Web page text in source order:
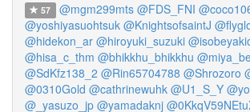
57 @mgm299mts @FDS_FNI
@yoshiyasuohtsuk @KnightsofsaintJ
@hidekon_ar @hiroyuki_suzuki
@hisa_c_thm @bhikkhu_bhikkhu
@SdKfz138_2 @Rin65704788 @Shrozoro
@0310Gold @cathrinewuhk @U1_S_Y
@_yasuzo_jp @yamadaknj